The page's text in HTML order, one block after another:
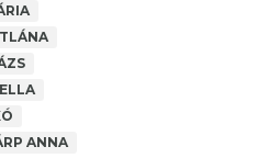
ANNA